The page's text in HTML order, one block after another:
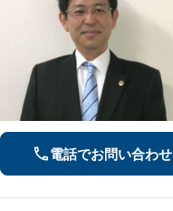
電話でお問い合わせ